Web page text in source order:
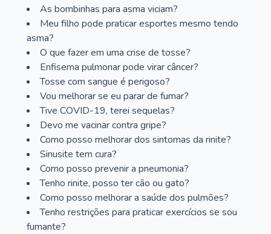
As bombinhas para asma viciam?
Meu filho pode praticar esportes mesmo tendo
asma?
O que fazer em uma crise de tosse?
Enfisema pulmonar pode virar câncer?
Tosse com sangue é perigoso?
Vou melhorar se eu parar de fumar?
Tive COVID-19, terei sequelas?
Devo me vacinar contra gripe?
Como posso melhorar dos sintomas da rinite?
Sinusite tem cura?
Como posso prevenir a pneumonia?
Tenho rinite, posso ter cão ou gato?
Como posso melhorar a saúde dos pulmões?
Tenho restrições para praticar exercícios se sou
fumante?